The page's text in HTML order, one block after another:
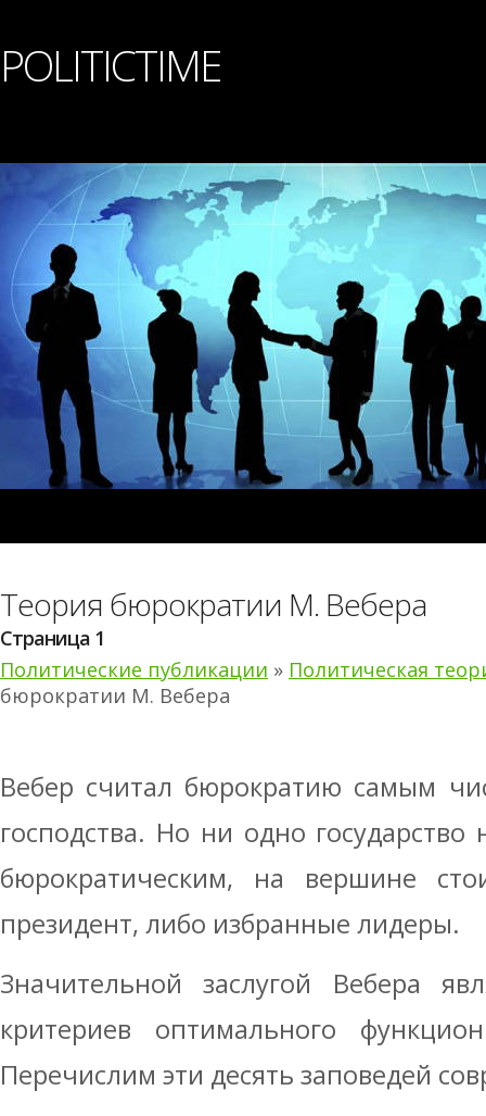
POLITICTIME
Теория бюрократии М. Вебера
Страница 1
Политические публикации » Политическая
бюрократии М. Вебера
Вебер считал бюрократию самым
господства. Но ни одно
бюрократическим, на вершине
президент, либо избранные лидеры.
Значительной заслугой Вебера
критериев оптимального
Перечислим эти десять заповедей